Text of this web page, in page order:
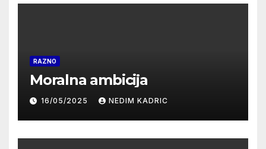
RAZNO
Moralna ambicija
16/05/2025 NEDIM KADRIC